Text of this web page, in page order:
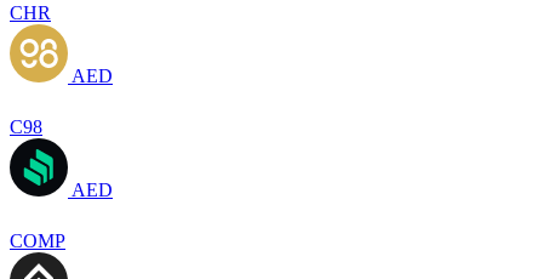
CHR
AED
C98
AED
COMP